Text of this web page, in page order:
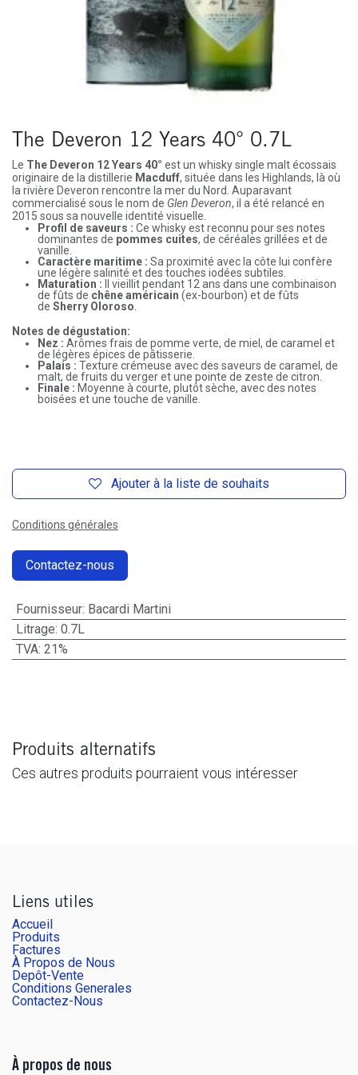
The Deveron 12 Years 40° 0.7L
Le The Deveron 12 Years 40° est un whisky single malt écossais
originaire de la distillerie Macduff, située dans les Highlands, là où
la rivière Deveron rencontre la mer du Nord. Auparavant
commercialisé sous le nom de Glen Deveron, il a été relancé en
2015 sous sa nouvelle identité visuelle.
Profil de saveurs : Ce whisky est reconnu pour ses notes
dominantes de pommes cuites, de céréales grillées et de
vanille.
Caractère maritime : Sa proximité avec la côte lui confère
une légère salinité et des touches iodées subtiles.
Maturation : Il vieillit pendant 12 ans dans une combinaison
de fûts de chêne américain (ex-bourbon) et de fûts
de Sherry Oloroso
Notes de dégustation:
Nez : Arômes frais de pomme verte, de miel, de caramel et
de légères épices de pâtisserie.
Palais : Texture crémeuse avec des saveurs de caramel, de
malt, de fruits du verger et une pointe de zeste de citron.
Finale : Moyenne à courte, plutôt sèche, avec des notes
boisées et une touche de vanille.
Ajouter à la liste de souhaits
Conditions générales
Contactez-nous
Fournisseur: Bacardi Martini
Litrage: 0.7L
TVA: 21%
Produits alternatifs
Ces autres produits pourraient vous intéresser
Liens utiles
Accueil
Produits
Factures
À Propos de Nous
Depôt-Vente
Conditions Generales
Contactez-Nous
À propos de nous